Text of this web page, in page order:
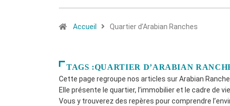
Accueil Quartier d’Arabian Ranches
TAGS :QUARTIER D’ARABIAN
Cette page regroupe nos articles sur Arabian
Elle présente le quartier, l’immobilier et le cadre de
Vous y trouverez des repères pour comprendre